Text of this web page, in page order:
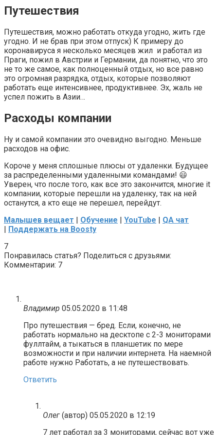
Путешествия
Путешествия, можно работать откуда угодно, жить где
угодно. И не брав при этом отпуск) К примеру до
коронавируса я несколько месяцев жил и работал из
Праги, пожил в Австрии и Германии, да понятно, что это
не то же самое, как полноценный отдых, но все равно
это огромная разрядка, отдых, которые позволяют
работать еще интенсивнее, продуктивнее. Эх, жаль не
успел пожить в Азии…
Расходы компании
Ну и самой компании это очевидно выгодно. Меньше
расходов на офис.
Короче у меня сплошные плюсы от удаленки. Будущее
за распределенными удаленными командами! 😃
Уверен, что после того, как все это закончится, многие it
компании, которые перешли на удаленку, так на ней
останутся, а кто еще не перешел, перейдут.
Малышев вещает | Обучение | YouTube | QA чат
| Поддержать на Boosty
7
Понравилась статья? Поделиться с друзьями:
Комментарии: 7
Владимир 05.05.2020 в 11:48
Про путешествия — бред. Если, конечно, не
работать нормально на десктопе с 2-3 мониторами
фуллтайм, а тыкаться в планшетик по мере
возможности и при наличии интернета. На наемной
работе нужно Работать, а не путешествовать.
Ответить
Олег (автор) 05.05.2020 в 12:19
7 лет работал за 3 мониторами, сейчас вот уже